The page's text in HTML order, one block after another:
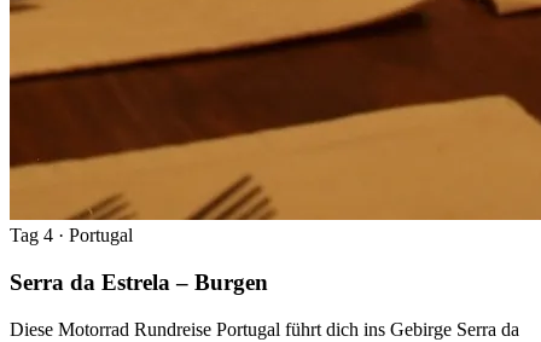
Tag 4 · Portugal
Serra da Estrela – Burgen
Diese Motorrad Rundreise Portugal führt dich ins Gebirge Serra da